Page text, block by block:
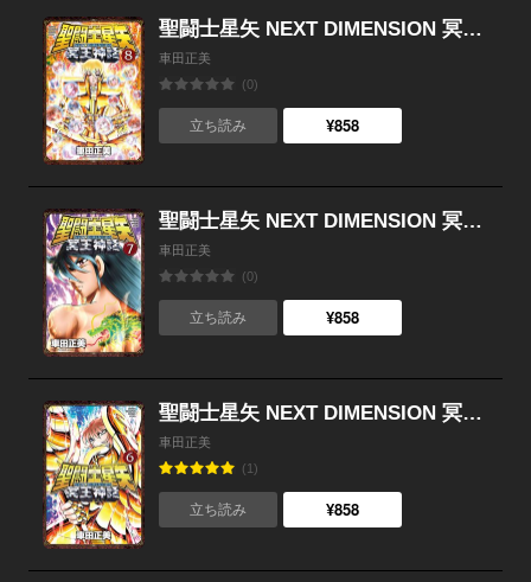
聖闘士星矢 NEXT DIMENSION 冥王神話 （8）
車田正美
(0)
立ち読み ¥858
聖闘士星矢 NEXT DIMENSION 冥王神話 （7）
車田正美
(0)
立ち読み ¥858
聖闘士星矢 NEXT DIMENSION 冥王神話 （6）
車田正美
(1)
立ち読み ¥858